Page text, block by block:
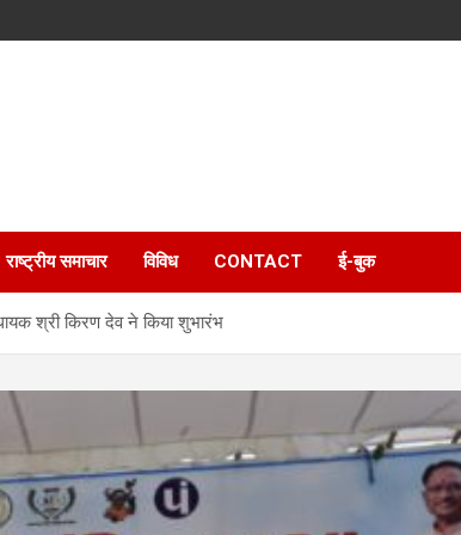
राष्ट्रीय समाचार विविध CONTACT ई-बुक
श्री किरण देव ने किया शुभारंभ